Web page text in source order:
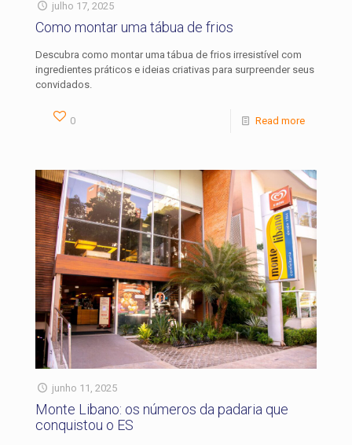
julho 17, 2025
Como montar uma tábua de frios
Descubra como montar uma tábua de frios irresistível com
ingredientes práticos e ideias criativas para surpreender seus
convidados.
0 Read more
junho 11, 2025
Monte Libano: os números da padaria que
conquistou o ES